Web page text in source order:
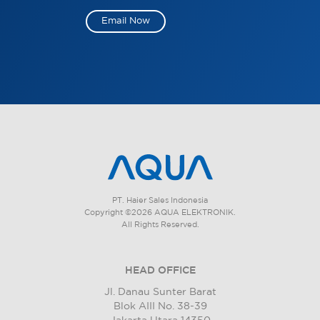
Email Now
PT. Haier Sales Indonesia
Copyright ©2026 AQUA ELEKTRONIK.
All Rights Reserved.
HEAD OFFICE
Jl. Danau Sunter Barat
Blok AIII No. 38-39